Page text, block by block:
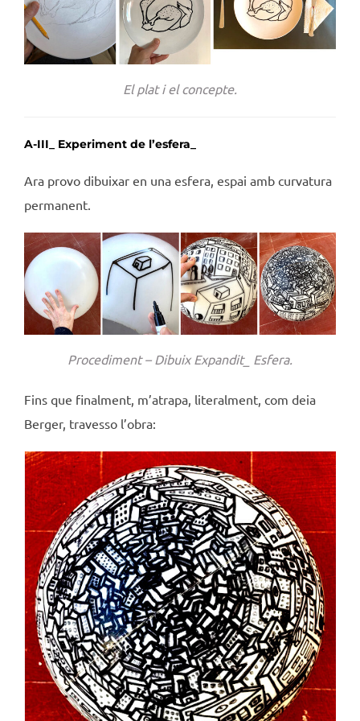
El plat i el concepte.
A-III_ Experiment de l’esfera_
Ara provo dibuixar en una esfera, espai amb curvatura
permanent.
Procediment – Dibuix Expandit_ Esfera.
Fins que finalment, m’atrapa, literalment, com deia
Berger, travesso l’obra: